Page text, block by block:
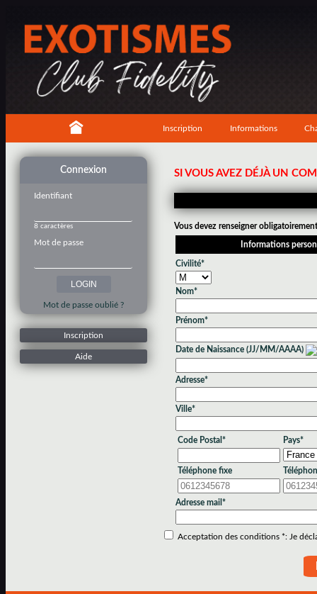
Inscription Informations
Connexion
Identifiant
8 caractères
Mot de passe
Mot de passe oublié ?
Inscription
Aide
SI VOUS AVEZ DÉJÀ UN
Vous devez renseigner
Informations
Civilité*
Nom*
Prénom*
Date de Naissance (JJ/MM/AAAA)
Adresse*
Ville*
Code Postal* Pays*
Téléphone fixe
Adresse mail*
Acceptation des conditions *: Je